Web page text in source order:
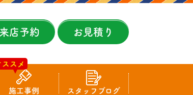
来店予約 お見積り
施工事例
ススメ
スタッフブログ